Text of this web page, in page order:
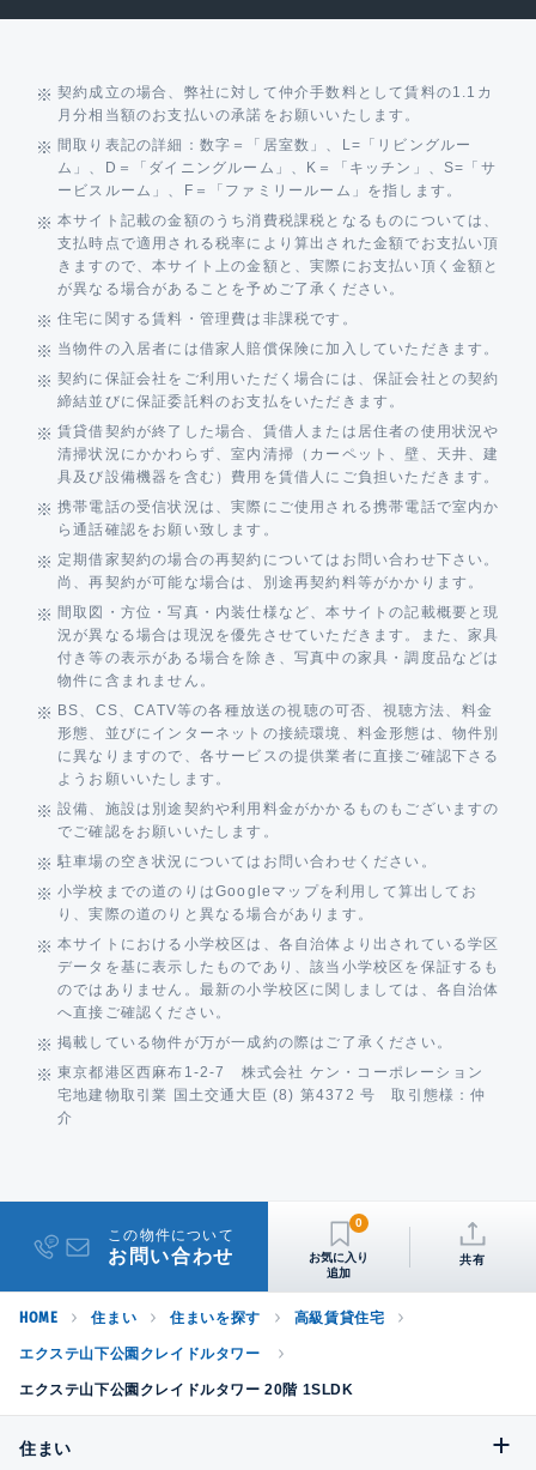
契約成立の場合、弊社に対して仲介手数料として賃料の1.1カ
月分相当額のお支払いの承諾をお願いいたします。
間取り表記の詳細：数字＝「居室数」、L=「リビングルー
ム」、D＝「ダイニングルーム」、K＝「キッチン」、S=「サ
ービスルーム」、F＝「ファミリールーム」を指します。
本サイト記載の金額のうち消費税課税となるものについては、
支払時点で適用される税率により算出された金額でお支払い頂
きますので、本サイト上の金額と、実際にお支払い頂く金額と
が異なる場合があることを予めご了承ください。
住宅に関する賃料・管理費は非課税です。
当物件の入居者には借家人賠償保険に加入していただきます。
契約に保証会社をご利用いただく場合には、保証会社との契約
締結並びに保証委託料のお支払をいただきます。
賃貸借契約が終了した場合、賃借人または居住者の使用状況や
清掃状況にかかわらず、室内清掃（カーペット、壁、天井、建
具及び設備機器を含む）費用を賃借人にご負担いただきます。
携帯電話の受信状況は、実際にご使用される携帯電話で室内か
ら通話確認をお願い致します。
定期借家契約の場合の再契約についてはお問い合わせ下さい。
尚、再契約が可能な場合は、別途再契約料等がかかります。
間取図・方位・写真・内装仕様など、本サイトの記載概要と現
況が異なる場合は現況を優先させていただきます。また、家具
付き等の表示がある場合を除き、写真中の家具・調度品などは
物件に含まれません。
BS、CS、CATV等の各種放送の視聴の可否、視聴方法、料金
形態、並びにインターネットの接続環境、料金形態は、物件別
に異なりますので、各サービスの提供業者に直接ご確認下さる
ようお願いいたします。
設備、施設は別途契約や利用料金がかかるものもございますの
でご確認をお願いいたします。
駐車場の空き状況についてはお問い合わせください。
小学校までの道のりはGoogleマップを利用して算出してお
り、実際の道のりと異なる場合があります。
本サイトにおける小学校区は、各自治体より出されている学区
データを基に表示したものであり、該当小学校区を保証するも
のではありません。最新の小学校区に関しましては、各自治体
へ直接ご確認ください。
掲載している物件が万が一成約の際はご了承ください。
東京都港区西麻布1-2-7 株式会社 ケン・コーポレーション
宅地建物取引業 国土交通大臣 (8) 第4372 号 取引態様：仲
介
この物件について
お問い合わせ
0
共有
HOME 住まい 住まいを探す 高級賃貸住宅
エクステ山下公園クレイドルタワー
エクステ山下公園クレイドルタワー 20階 1SLDK
住まい